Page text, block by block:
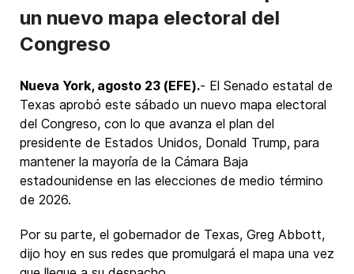
un nuevo mapa electoral del
Congreso
Nueva York, agosto 23 (EFE).- El Senado estatal de
Texas aprobó este sábado un nuevo mapa electoral
del Congreso, con lo que avanza el plan del
presidente de Estados Unidos, Donald Trump, para
mantener la mayoría de la Cámara Baja
estadounidense en las elecciones de medio término
de 2026.
Por su parte, el gobernador de Texas, Greg Abbott,
dijo hoy en sus redes que promulgará el mapa una vez